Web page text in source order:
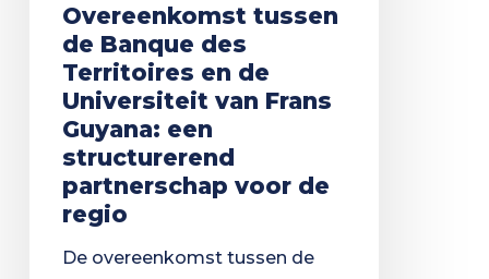
Universiteit
Frans
Guyana:
structurerend
partnerschap
Overeenkomst tussen
de Banque des
Territoires en de
Universiteit van Frans
Guyana: een
structurerend
partnerschap voor de
regio
De overeenkomst tussen de